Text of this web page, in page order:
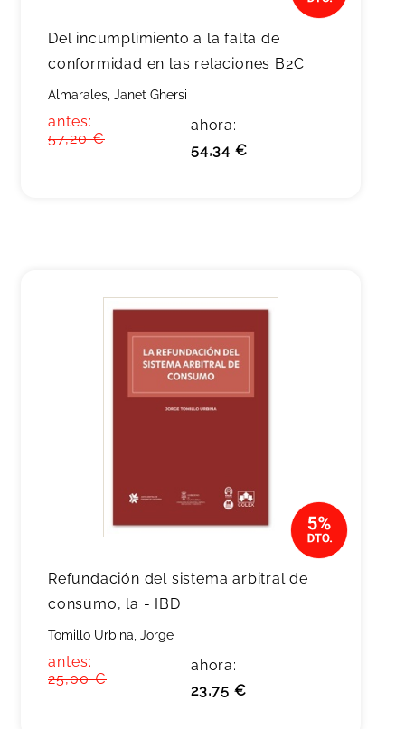
Del incumplimiento a la falta de
conformidad en las relaciones B2C
Almarales, Janet Ghersi
antes:
57,20 €
ahora:
54,34 €
Refundación del sistema arbitral de
consumo, la - IBD
Tomillo Urbina, Jorge
antes:
25,00 €
ahora:
23,75 €